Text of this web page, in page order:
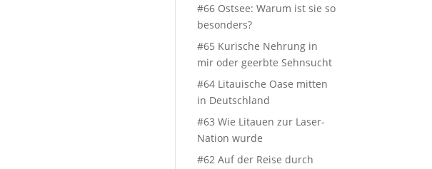
#66 Ostsee: Warum ist sie so
besonders?
#65 Kurische Nehrung in
mir oder geerbte Sehnsucht
#64 Litauische Oase mitten
in Deutschland
#63 Wie Litauen zur Laser-
Nation wurde
#62 Auf der Reise durch